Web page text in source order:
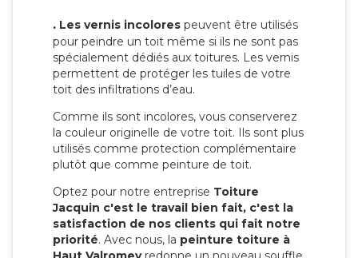
. Les vernis incolores peuvent être utilisés
pour peindre un toit même si ils ne sont pas
spécialement dédiés aux toitures. Les vernis
permettent de protéger les tuiles de votre
toit des infiltrations d’eau.
Comme ils sont incolores, vous conserverez
la couleur originelle de votre toit. Ils sont plus
utilisés comme protection complémentaire
plutôt que comme peinture de toit.
Optez pour notre entreprise Toiture
Jacquin c'est le travail bien fait, c'est la
satisfaction de nos clients qui fait notre
priorité. Avec nous, la peinture toiture à